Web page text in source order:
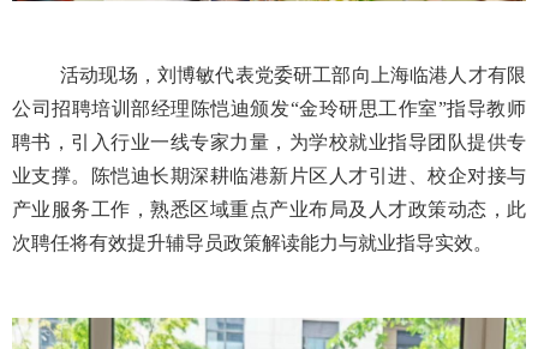
活动现场，刘博敏代表党委研工部向上海临港人才有限
公司招聘培训部经理陈恺迪颁发“金玲研思工作室”指导教师
聘书，引入行业一线专家力量，为学校就业指导团队提供专
业支撑。陈恺迪长期深耕临港新片区人才引进、校企对接与
产业服务工作，熟悉区域重点产业布局及人才政策动态，此
次聘任将有效提升辅导员政策解读能力与就业指导实效。